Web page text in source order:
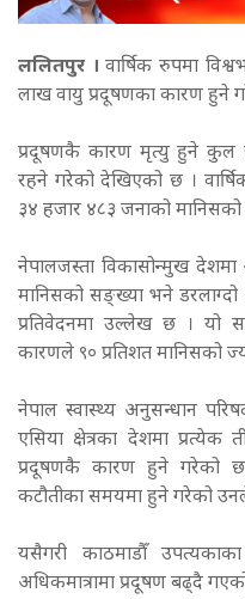
ललितपुर ।वार्षिक रुपमा
लाख वायु प्रदूषणका कारण हुने
प्रदूषणकै कारण मृत्यु हुने कुल
रहने गरेको देखिएको छ ।
३४ हजार ४८३ जनाको
नेपालजस्ता विकासोन्मुख
मानिसको सङ्ख्या भने डरलाग्दो
प्रतिवेदनमा उल्लेख छ । यो
कारणले ९० प्रतिशत मानिसको
नेपाल स्वास्थ्य अनुसन्धान
एसिया क्षेत्रका देशमा
प्रदूषणकै कारण हुने गरेको
कटौतीका समयमा हुने गरेको
यसैगरी काठमाडौँ
अधिकमात्रामा प्रदूषण बढ्दै